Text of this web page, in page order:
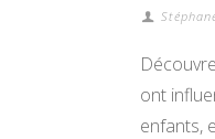
ont
enfants,